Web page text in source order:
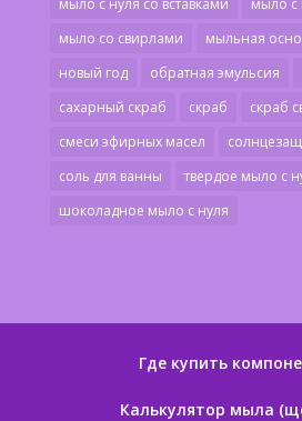
мыло со свирлами
мыльная
новый год
обратная эмульсия
сахарный скраб
скраб
скраб
смеси эфирных масел
соль для ванны
твердое мыло с
шоколадное мыло с нуля
Где купить
Калькулятор мыла